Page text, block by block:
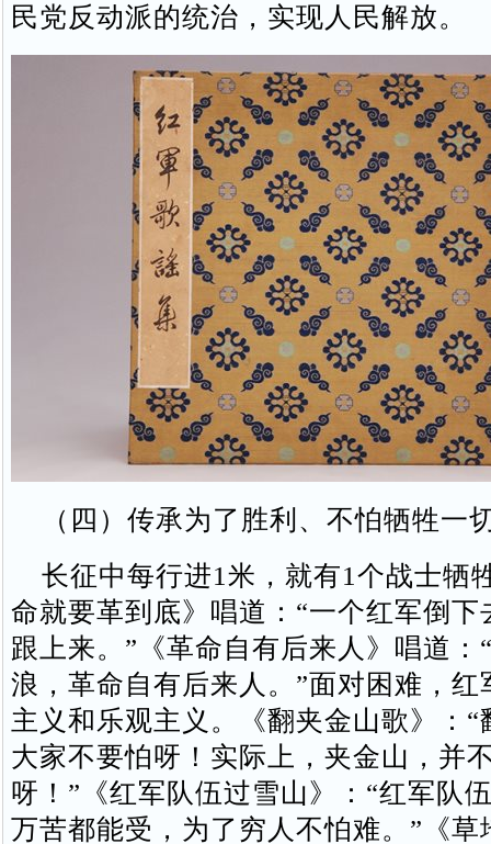
民党反动派的统治，实现人民解放。
（四）传承为了胜利、不怕牺牲一
长征中每行进1米，就有1个战士牺
命就要革到底》唱道：“一个红军倒下
跟上来。”《革命自有后来人》唱道：
浪，革命自有后来人。”面对困难，红
主义和乐观主义。《翻夹金山歌》：“
大家不要怕呀！实际上，夹金山，并
呀！”《红军队伍过雪山》：“红军队
万苦都能受，为了穷人不怕难。”《草